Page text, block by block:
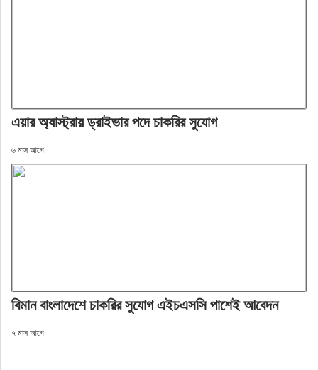
এয়ার অ্যাস্ট্রায় ড্রাইভার পদে চাকরির সুযোগ
৬ মাস আগে
বিমান বাংলাদেশে চাকরির সুযোগ এইচএসসি পাশেই আবেদন
৭ মাস আগে